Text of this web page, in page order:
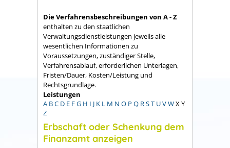
Die Verfahrensbeschreibungen von A - Z
enthalten zu den staatlichen
Verwaltungsdienstleistungen jeweils alle
wesentlichen Informationen zu
Voraussetzungen, zuständiger Stelle,
Verfahrensablauf, erforderlichen Unterlagen,
Fristen/Dauer, Kosten/Leistung und
Rechtsgrundlage.
Leistungen
A BC D E FG H I J K L M N O P Q RST UVWX Y
Z
Erbschaft oder Schenkung dem
Finanzamt anzeigen